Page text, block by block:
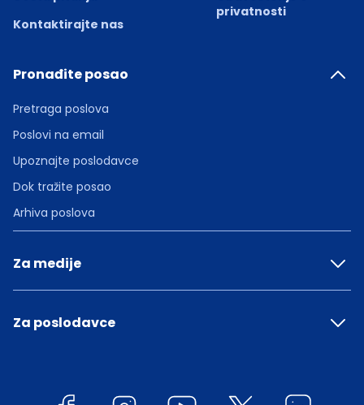
Kontaktirajte nas
privatnosti
Pronađite posao
Pretraga poslova
Poslovi na email
Upoznajte poslodavce
Dok tražite posao
Arhiva poslova
Za medije
Za poslodavce